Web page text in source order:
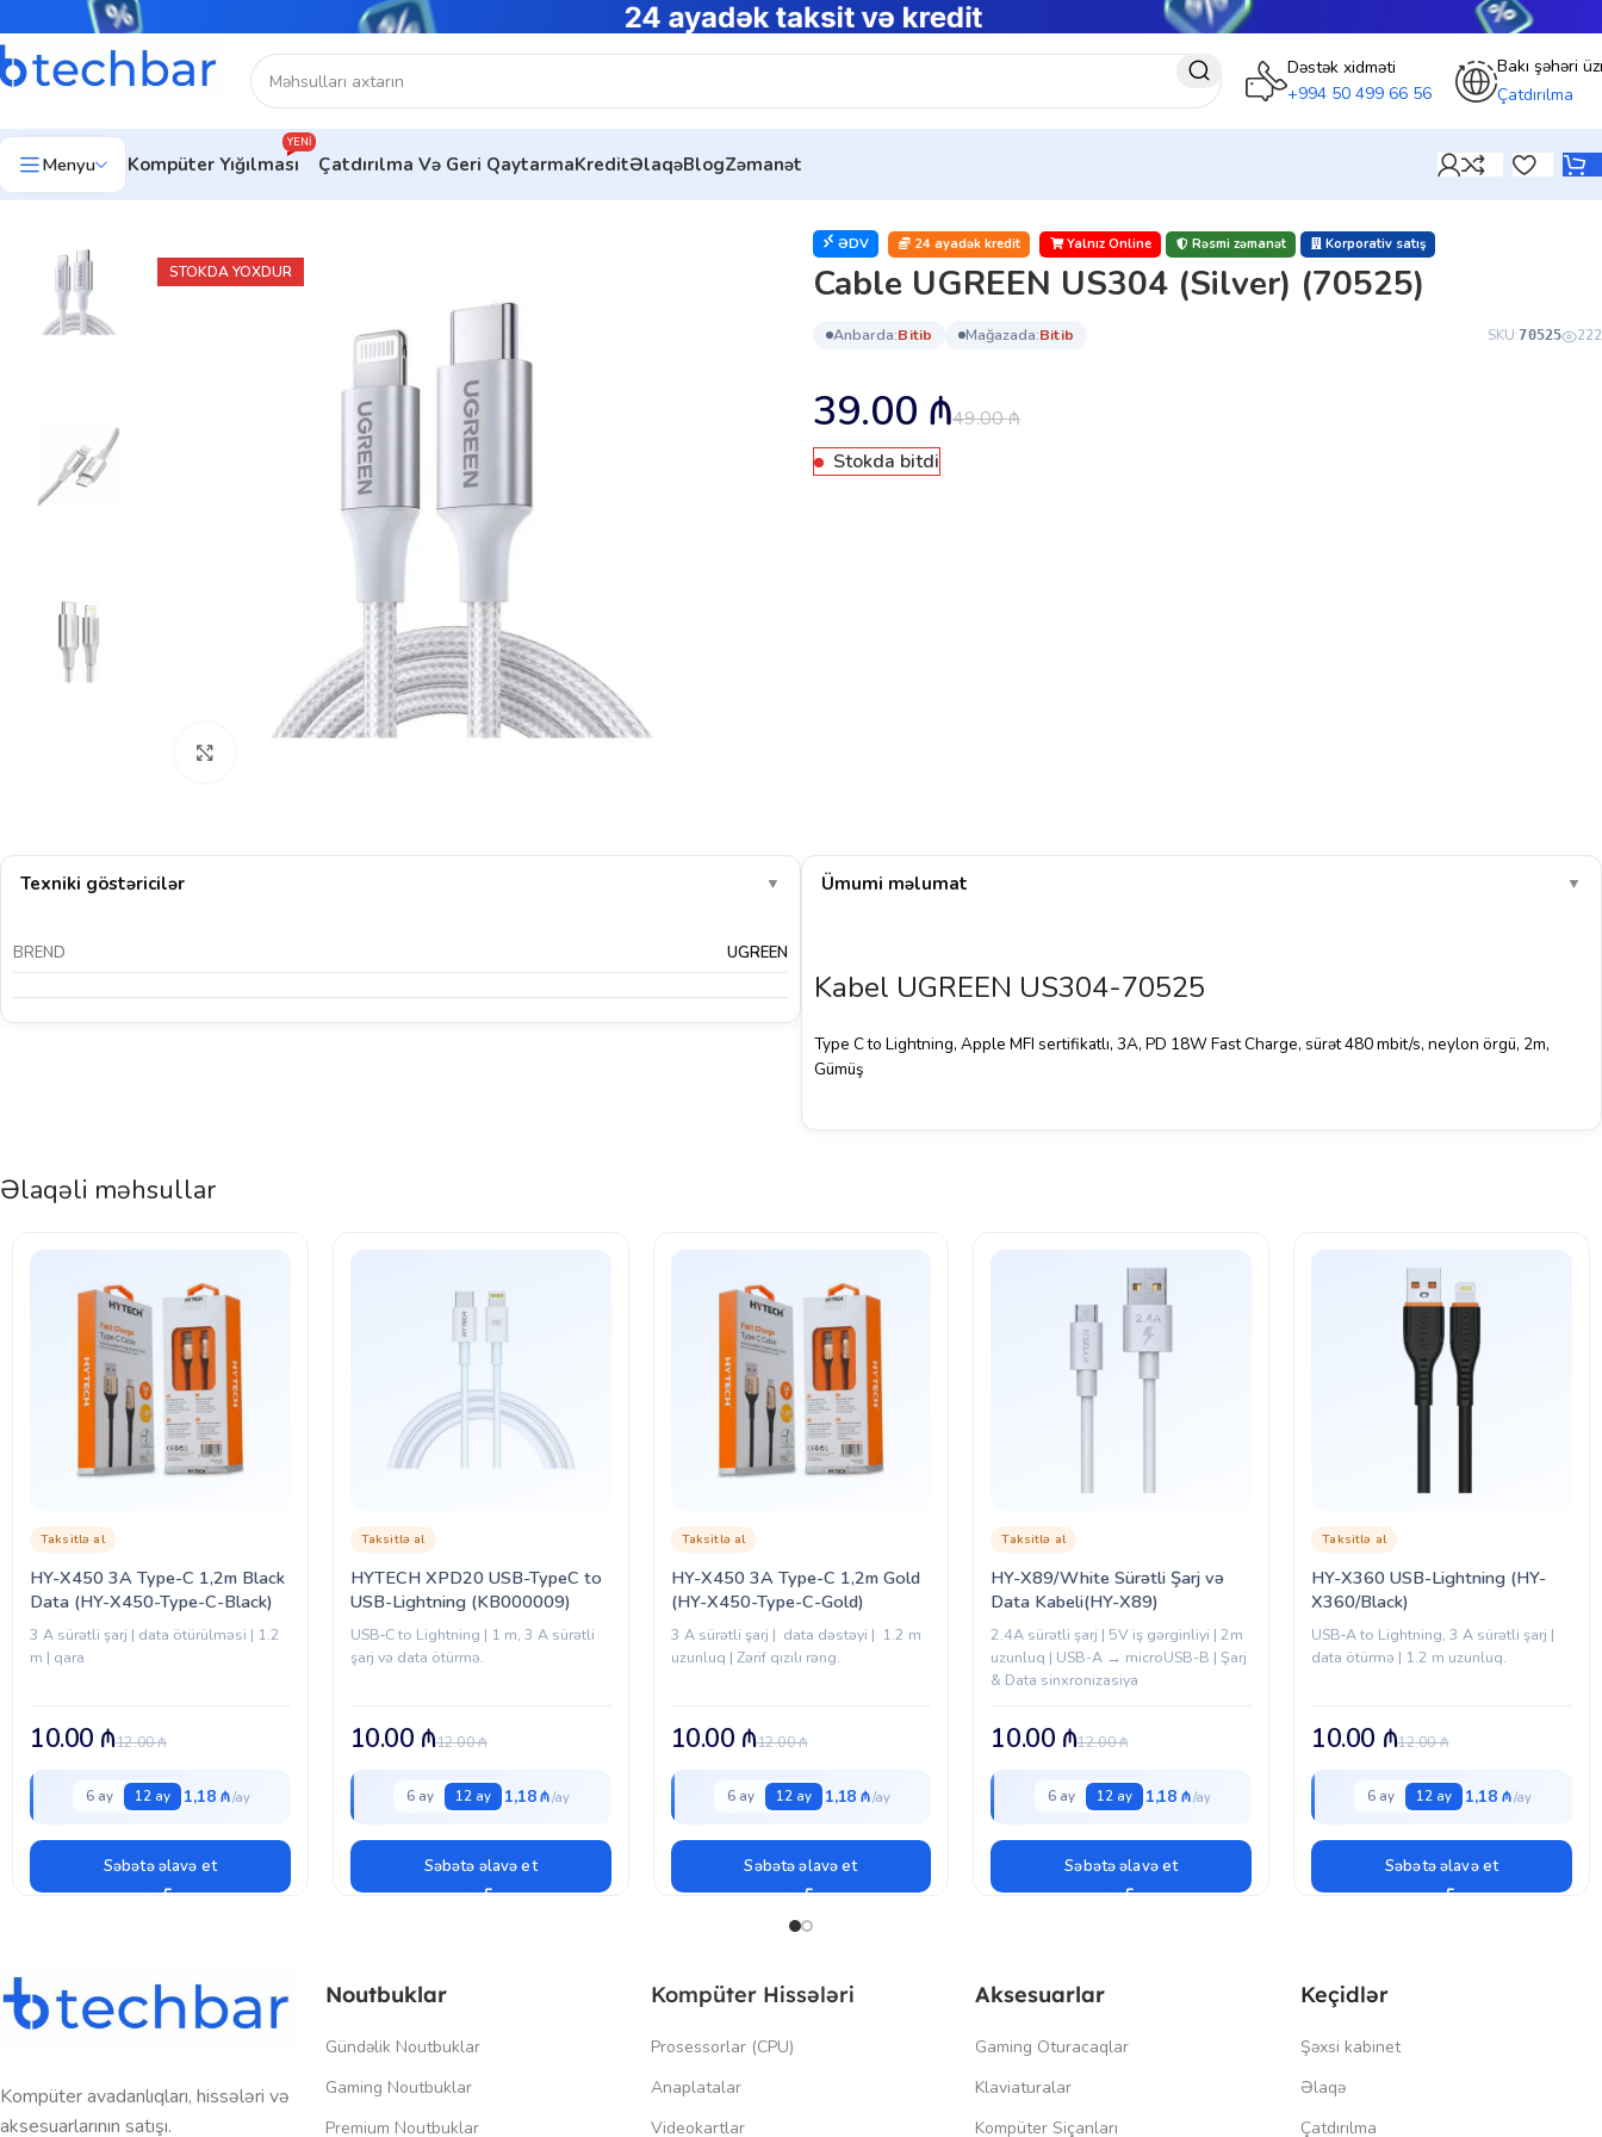
Dəstək xidməti
+994 50 499 66 56
Bakı şəhəri
Çatdırılma
Menyu Kompüter Yığılması
YENI
Çatdırılma Və Geri QaytarmaKreditƏlaqəBlogZəmanət
Ev Telefon aksesuarları
STOKDA YOXDUR
ƏDV 24 ayadək kredit Yalnız Online Rəsmi zəmanət Korporativ satış
Cable UGREEN US304 (Silver) (70525)
anbarda: bi̇ti̇b mağazada: bi̇ti̇b SKU:70525 222
49.00₼
39.00 ₼
Stokda bitdi
Texniki göstəricilər ▼
BREND UGREEN
Ümumi məlumat ▼
Kabel UGREEN US304-70525
Type C to Lightning, Apple MFI sertifikatlı, 3A, PD 18W Fast Charge, sürət 480 mbit/s, neylon örgü, 2m,
Gümüş
Əlaqəli məhsullar
HY-X450 3A Type-C 1,2m Black
Data (HY-X450-Type-C-Black)
Taksitlə al
3 A sürətli şarj | data ötürülməsi | 1.2
m | qara
12.00₼
10.00 ₼
6 ay 12 ay 1,18 ₼
Səbətə əlavə et
HYTECH XPD20 USB-TypeC to
USB-Lightning (KB000009)
Taksitlə al
USB‑C to Lightning | 1 m, 3 A sürətli
şarj və data ötürmə.
12.00₼
10.00 ₼
6 ay 12 ay 1,18 ₼
Səbətə əlavə et
HY-X450 3A Type-C 1,2m Gold
(HY-X450-Type-C-Gold)
Taksitlə al
3 A sürətli şarj | data dəstəyi | 1.2 m
uzunluq | Zərif qızılı rəng.
12.00₼
10.00 ₼
6 ay 12 ay 1,18 ₼
Səbətə əlavə et
HY-X89/White Sürətli Şarj və
Data Kabeli(HY-X89)
Taksitlə al
2.4A sürətli şarj | 5V iş gərginliyi | 2m
uzunluq | USB-A → microUSB-B | Şarj
& Data sinxronizasiya
12.00₼
10.00 ₼
6 ay 12 ay 1,18 ₼
Səbətə əlavə et
HY-X360 USB-Lightning (HY-
X360/Black)
Taksitlə al
USB‑A to Lightning, 3 A sürətli şarj |
data ötürmə | 1.2 m uzunluq.
12.00₼
10.00 ₼
6 ay 12 ay 1,18 ₼
Səbətə əlavə et
Kompüter avadanlıqları, hissələri və
aksesuarlarının satışı.
Noutbuklar
Gündəlik Noutbuklar
Gaming Noutbuklar
Premium Noutbuklar
Kompüter Hissələri
Prosessorlar (CPU)
Anaplatalar
Videokartlar
Aksesuarlar
Gaming Oturacaqlar
Klaviaturalar
Kompüter Siçanları
Keçidlər
Şəxsi kabinet
Əlaqə
Çatdırılma